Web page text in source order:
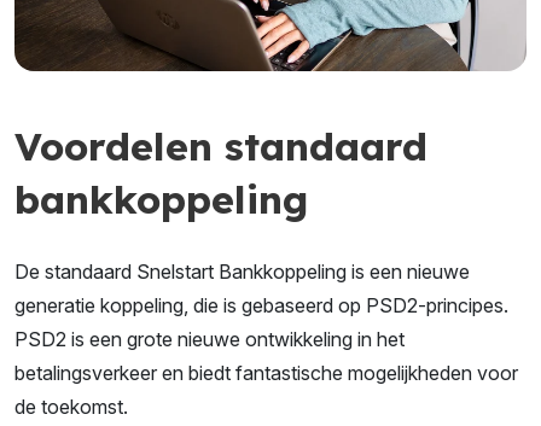
Voordelen standaard
bankkoppeling
De standaard Snelstart Bankkoppeling is een nieuwe
generatie koppeling, die is gebaseerd op PSD2-principes.
PSD2 is een grote nieuwe ontwikkeling in het
betalingsverkeer en biedt fantastische mogelijkheden voor
de toekomst.